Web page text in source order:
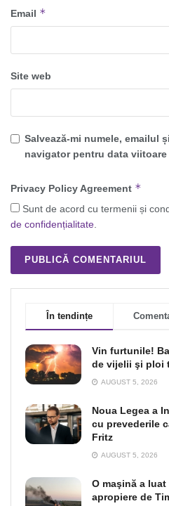
Email *
Site web
Salvează-mi numele, emailul
navigator pentru data
Privacy Policy Agreement *
Sunt de acord cu termenii și
de confidențialitate
În tendințe
Vin furtunile!
de vijelii şi ploi
AUGUST 5, 2026
Noua Legea a
cu prevederile
Fritz
AUGUST 5, 2026
O maşină a
apropiere de